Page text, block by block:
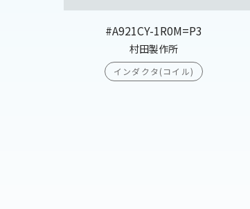
#A921CY-1R0M=P3
村田製作所
インダクタ(コイル)